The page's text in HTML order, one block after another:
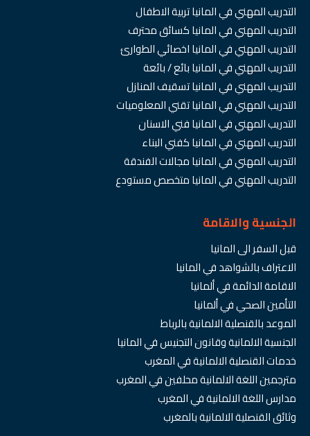
التدريب المهني في المانيا تربية الاطفال
التدريب المهني في المانيا كسائق محترف
التدريب المهني في المانيا اخصائي الطوارئ
التدريب المهني في المانيا بائع / بائعة
التدريب المهني في المانيا تسقيف المنازل
التدريب المهني في المانيا تقني المعلوميات
التدريب المهني في المانيا فني الاسنان
التدريب المهني في المانيا كفني البناء
التدريب المهني في المانيا مجالات الفندقة
التدريب المهني في المانيا متخصص مستودع
الجنسية والاقامة
قبل السفر الى المانيا
الاعتراف بالشواهد في المانيا
الاقامة الدائمة في ألمانيا
التأمين الصحي في ألمانيا
الموعد بالقنصلية الالمانية بالرباط
الجنسية الالمانية وقانون التجنيس في المانيا
خدمات القنصلية الالمانية في المغرب
مترجمين اللغة الالمانية محلفين في المغرب
مدارس اللغة الالمانية في المغرب
وثائق القنصلية الالمانية بالمغرب